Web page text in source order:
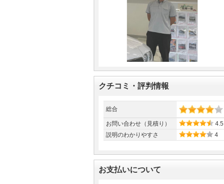
クチコミ・評判情報
総合
お問い合わせ（見積り）
4.5
説明のわかりやすさ
4
お支払いについて